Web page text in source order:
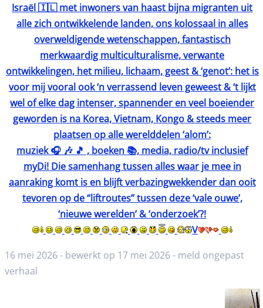
Israël 🇮🇱 met inwoners van haast bijna migranten uit
alle zich ontwikkelende landen, ons kolossaal in alles
overweldigende wetenschappen, fantastisch
merkwaardig multiculturalisme, verwante
ontwikkelingen, het milieu, lichaam, geest & ‘genot’: het is
voor mij vooral ook ‘n verrassend leven geweest & ‘t lijkt
wel of elke dag intenser, spannender en veel boeiender
geworden is na Korea, Vietnam, Kongo & steeds meer
plaatsen op alle werelddelen ‘alom’:
muziek 🎧 🎶 🎵 , boeken 📚, media, radio/tv inclusief
myDi! Die samenhang tussen alles waar je mee in
aanraking komt is en blijft verbazingwekkender dan ooit
tevoren op de “liftroutes” tussen deze ‘vale ouwe’,
‘nieuwe werelden’ & ‘onderzoek’?!
V
16 mei 2026 - bewerkt op 17 mei 2026 - meld ongepast
verhaal